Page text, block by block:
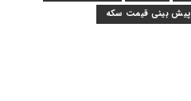
پیش بینی قیمت سکه